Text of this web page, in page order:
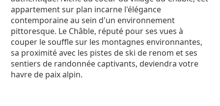
appartement sur plan incarne l'élégance
contemporaine au sein d'un environnement
pittoresque. Le Châble, réputé pour ses vues à
couper le souffle sur les montagnes environnantes,
sa proximité avec les pistes de ski de renom et ses
sentiers de randonnée captivants, deviendra votre
havre de paix alpin.